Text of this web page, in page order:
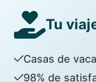
Tu
Casas de
98% de